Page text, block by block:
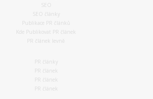
SEO
SEO články
Publikace PR článků
Kde Publikovat PR článek
PR článek levně
PR články
PR článek
PR článek
PR článek